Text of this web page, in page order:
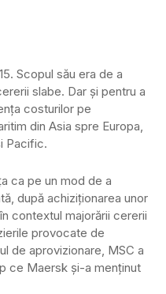
Scopul său era de a
slabe. Dar şi pentru a
costurilor pe
din Asia spre Europa,
Pacific.
ca pe un mod de a
după achiziţionarea unor
contextul majorării cererii
provocate de
de aprovizionare, MSC a
ce Maersk şi-a menţinut